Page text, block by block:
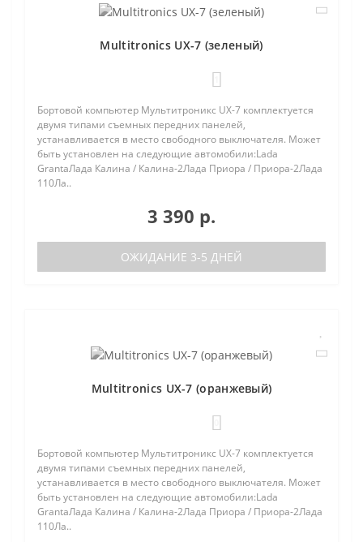
Multitronics UX-7 (зеленый)
Бортовой компьютер Мультитроникс UX-7 комплектуется
двумя типами съемных передних панелей,
устанавливается в место свободного выключателя. Может
быть установлен на следующие автомобили:Lada
GrantaЛада Калина / Калина-2Лада Приора / Приора-2Лада
110Ла..
3 390 р.
ОЖИДАНИЕ 3-5 ДНЕЙ
Multitronics UX-7 (оранжевый)
Бортовой компьютер Мультитроникс UX-7 комплектуется
двумя типами съемных передних панелей,
устанавливается в место свободного выключателя. Может
быть установлен на следующие автомобили:Lada
GrantaЛада Калина / Калина-2Лада Приора / Приора-2Лада
110Ла..